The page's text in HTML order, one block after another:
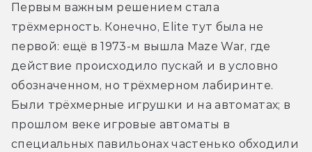
Первым важным решением стала
трёхмерность. Конечно, Elite тут была не
первой: ещё в 1973-м вышла Maze War, где
действие происходило пускай и в условно
обозначенном, но трёхмерном лабиринте.
Были трёхмерные игрушки и на автоматах; в
прошлом веке игровые автоматы в
специальных павильонах частенько обходили